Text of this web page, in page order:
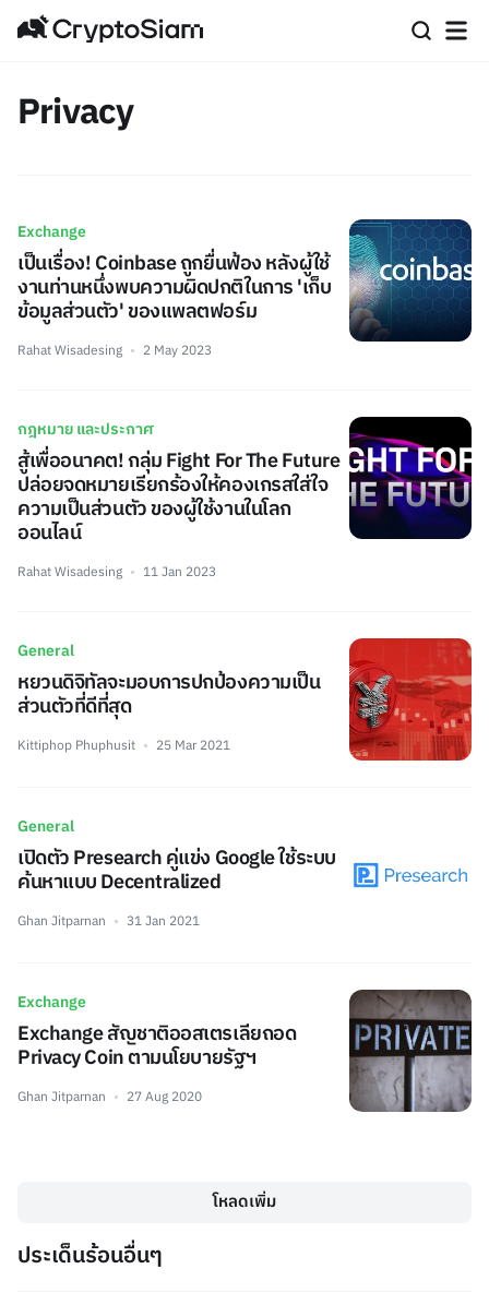
Privacy
Exchange
เป็นเรื่อง! Coinbase ถูกยื่นฟ้อง หลังผู้ใช้
งานท่านหนึ่งพบความผิดปกติในการ 'เก็บ
ข้อมูลส่วนตัว' ของแพลตฟอร์ม
Rahat Wisadesing 2 May 2023
กฎหมาย และประกาศ
สู้เพื่ออนาคต! กลุ่ม Fight For The Future
ปล่อยจดหมายเรียกร้องให้คองเกรสใส่ใจ
ความเป็นส่วนตัว ของผู้ใช้งานในโลก
ออนไลน์
Rahat Wisadesing 11 Jan 2023
General
หยวนดิจิทัลจะมอบการปกป้องความเป็น
ส่วนตัวที่ดีที่สุด
Kittiphop Phuphusit 25 Mar 2021
General
เปิดตัว Presearch คู่แข่ง Google ใช้ระบบ
ค้นหาแบบ Decentralized
Ghan Jitparnan 31 Jan 2021
Exchange
Exchange สัญชาติออสเตรเลียถอด
Privacy Coin ตามนโยบายรัฐฯ
Ghan Jitparnan 27 Aug 2020
โหลดเพิ่ม
ประเด็นร้อนอื่นๆ